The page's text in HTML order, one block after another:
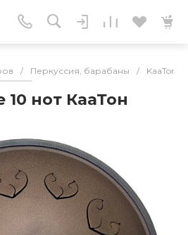
/ Перкуссия, барабаны /
10 нот КааТон